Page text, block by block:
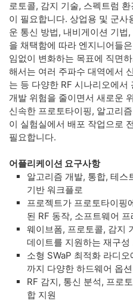
로토콜, 감지 기술, 스펙트럼
이 필요합니다. 상업용 및 군사
운 통신 방법, 내비게이션 기
을 채택함에 따라 엔지니어들
임없이 변화하는 목표에 직면
해서는 여러 주파수 대역에서
는 등 다양한 RF 시나리오에
개발 위험을 줄이면서 새로운
신속한 프로토타이핑, 알고리
이 실험실에서 배포 작업으로
필요합니다.
어플리케이션 요구사항
알고리즘 개발, 통합, 테스
기반 워크플로
프로젝트가 프로토타이핑
된 RF 동작, 소프트웨어
웨이브폼, 프로토콜, 감지
데이트를 지원하는 재구
소형 SWaP 최적화 라디
까지 다양한 하드웨어 옵션
RF 감지, 통신 분석, 프로
합 지원